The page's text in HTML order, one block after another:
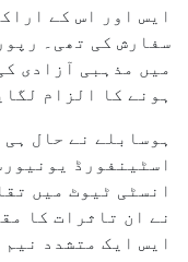
ایس اور اس کے
سفارش کی تھی۔
میں مذہبی آزادی
ہونے کا الزام
ہوسابلے نے حال
اسٹینفورڈ
انسٹی ٹیوٹ میں
نے ان تاثرات کا
ایس ایک متشدد